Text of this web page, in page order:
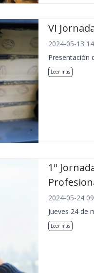
VI
2024-05-13
Presentación
Leer más
1º
2024-05-24
Jueves 24 de
Leer más